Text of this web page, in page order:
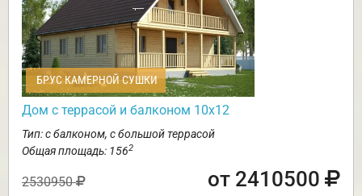
БРУС КАМЕРНОЙ СУШКИ
Дом с террасой и балконом 10х12
Тип: с балконом, с большой террасой
Общая площадь: 1562
2530950 от 2410500